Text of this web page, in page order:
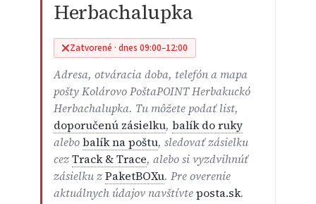
Herbachalupka
Zatvorené · dnes 09:00–12:00
Adresa, otváracia doba, telefón a mapa
pošty Kolárovo PoštaPOINT Herbakuckó
Herbachalupka. Tu môžete podať list,
doporučenú zásielku, balík do ruky
alebobalík na poštu, sledovať zásielku
cezTrack & Trace, alebo si vyzdvihnúť
zásielku zPaketBOXu. Pre overenie
aktuálnych údajov navštívteposta.sk.